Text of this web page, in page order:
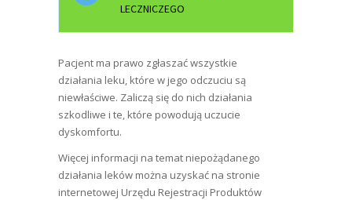
LECZNICZEGO
Pacjent ma prawo zgłaszać wszystkie
działania leku, które w jego odczuciu są
niewłaściwe. Zaliczą się do nich działania
szkodliwe i te, które powodują uczucie
dyskomfortu.
Więcej informacji na temat niepożądanego
działania leków można uzyskać na stronie
internetowej Urzędu Rejestracji Produktów